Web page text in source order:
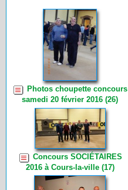
Photos choupette concours
samedi 20 février 2016 (26)
Concours SOCIÉTAIRES
2016 à Cours-la-ville (17)